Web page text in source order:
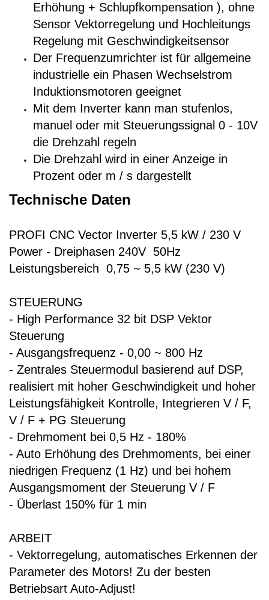
Erhöhung + Schlupfkompensation ), ohne
Sensor Vektorregelung und Hochleitungs
Regelung mit Geschwindigkeitsensor
Der Frequenzumrichter ist für allgemeine
industrielle ein Phasen Wechselstrom
Induktionsmotoren geeignet
Mit dem Inverter kann man stufenlos,
manuel oder mit Steuerungssignal 0 - 10V
die Drehzahl regeln
Die Drehzahl wird in einer Anzeige in
Prozent oder m / s dargestellt
Technische Daten
PROFI CNC Vector Inverter 5,5 kW / 230 V
Power - Dreiphasen 240V 50Hz
Leistungsbereich 0,75 ~ 5,5 kW (230 V)
STEUERUNG
- High Performance 32 bit DSP Vektor
Steuerung
- Ausgangsfrequenz - 0,00 ~ 800 Hz
- Zentrales Steuermodul basierend auf DSP,
realisiert mit hoher Geschwindigkeit und hoher
Leistungsfähigkeit Kontrolle, Integrieren V / F,
V / F + PG Steuerung
- Drehmoment bei 0,5 Hz - 180%
- Auto Erhöhung des Drehmoments, bei einer
niedrigen Frequenz (1 Hz) und bei hohem
Ausgangsmoment der Steuerung V / F
- Überlast 150% für 1 min
ARBEIT
- Vektorregelung, automatisches Erkennen der
Parameter des Motors! Zu der besten
Betriebsart Auto-Adjust!